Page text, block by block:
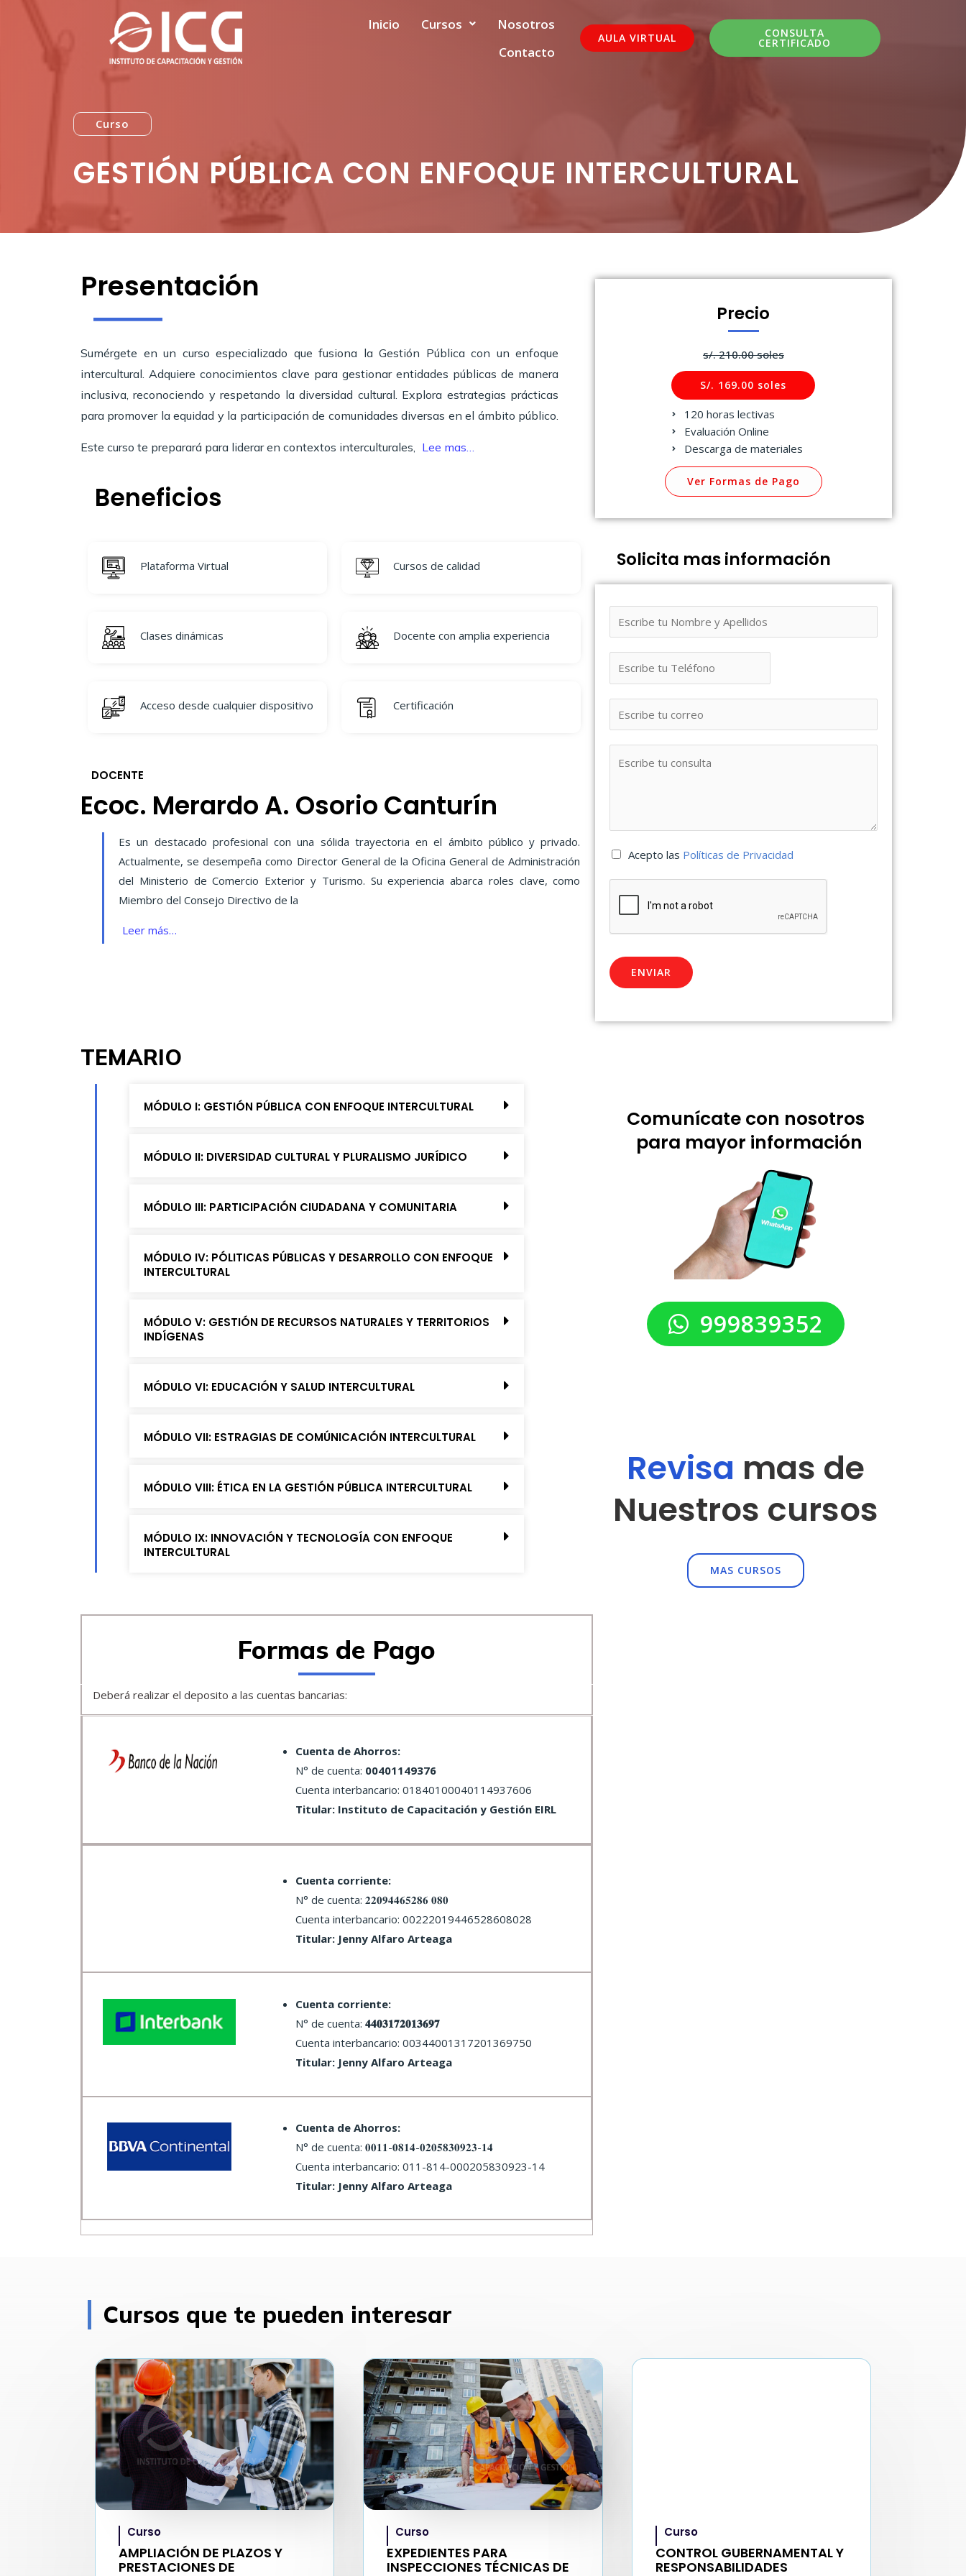
Inicio Cursos
Nosotros
Contacto
AULA VIRTUAL CONSULTA
CERTIFICADO
Curso
GESTIÓN PÚBLICA CON ENFOQUE INTERCULTURAL
Presentación
Sumérgete en un curso especializado que fusiona la Gestión Pública con un enfoque
intercultural. Adquiere conocimientos clave para gestionar entidades públicas de manera
inclusiva, reconociendo y respetando la diversidad cultural. Explora estrategias prácticas
para promover la equidad y la participación de comunidades diversas en el ámbito público.
Este curso te preparará para liderar en contextos interculturales, Lee mas…
Beneficios
Plataforma Virtual Cursos de calidad
Clases dinámicas Docente con amplia experiencia
Acceso desde cualquier dispositivo Certificación
DOCENTE
Ecoc. Merardo A. Osorio Canturín
Es un destacado profesional con una sólida trayectoria en el ámbito público y privado.
Actualmente, se desempeña como Director General de la Oficina General de Administración
del Ministerio de Comercio Exterior y Turismo. Su experiencia abarca roles clave, como
Miembro del Consejo Directivo de la
Leer más…
Precio
s/. 210.00 soles
S/. 169.00 soles
120 horas lectivas
Evaluación Online
Descarga de materiales
Ver Formas de Pago
Solicita mas información
Acepto las Políticas de Privacidad
ENVIAR
TEMARIO
MÓDULO I: GESTIÓN PÚBLICA CON ENFOQUE INTERCULTURAL
MÓDULO II: DIVERSIDAD CULTURAL Y PLURALISMO JURÍDICO
MÓDULO III: PARTICIPACIÓN CIUDADANA Y COMUNITARIA
MÓDULO IV: PÓLITICAS PÚBLICAS Y DESARROLLO CON ENFOQUE
INTERCULTURAL
MÓDULO V: GESTIÓN DE RECURSOS NATURALES Y TERRITORIOS
INDÍGENAS
MÓDULO VI: EDUCACIÓN Y SALUD INTERCULTURAL
MÓDULO VII: ESTRAGIAS DE COMÚNICACIÓN INTERCULTURAL
MÓDULO VIII: ÉTICA EN LA GESTIÓN PÚBLICA INTERCULTURAL
MÓDULO IX: INNOVACIÓN Y TECNOLOGÍA CON ENFOQUE
INTERCULTURAL
Formas de Pago
Deberá realizar el deposito a las cuentas bancarias:
Cuenta de Ahorros:
N° de cuenta: 00401149376
Cuenta interbancario: 01840100040114937606
Titular: Instituto de Capacitación y Gestión EIRL
Cuenta corriente:
N° de cuenta: 𝟐𝟐𝟎𝟗𝟒𝟒𝟔𝟓𝟐𝟖𝟔 𝟎𝟖𝟎
Cuenta interbancario: 00222019446528608028
Titular: Jenny Alfaro Arteaga
Cuenta corriente:
N° de cuenta:𝟒𝟒𝟎𝟑𝟏𝟕𝟐𝟎𝟏𝟑𝟔𝟗𝟕
Cuenta interbancario: 00344001317201369750
Titular: Jenny Alfaro Arteaga
Cuenta de Ahorros:
N° de cuenta: 𝟎𝟎𝟏𝟏-𝟎𝟖𝟏𝟒-𝟎𝟐𝟎𝟓𝟖𝟑𝟎𝟗𝟐𝟑-𝟏𝟒
Cuenta interbancario: 011-814-000205830923-14
Titular: Jenny Alfaro Arteaga
Comunícate con nosotros
para mayor información
999839352
Revisa mas de
Nuestros cursos
MAS CURSOS
Cursos que te pueden interesar
Curso
AMPLIACIÓN DE PLAZOS Y
PRESTACIONES DE
Curso
EXPEDIENTES PARA
INSPECCIONES TÉCNICAS DE
Curso
CONTROL GUBERNAMENTAL Y
RESPONSABILIDADES